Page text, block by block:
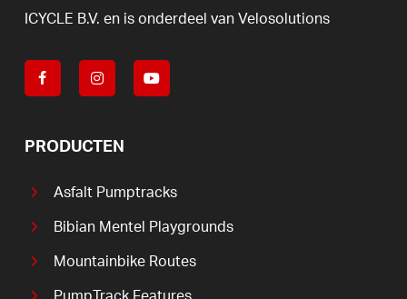
ICYCLE B.V. en is onderdeel van Velosolutions
PRODUCTEN
Asfalt Pumptracks
Bibian Mentel Playgrounds
Mountainbike Routes
PumpTrack Features